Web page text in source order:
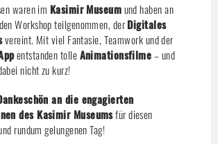
waren im Kasimir Museumund haben an
Workshop teilgenommen, derDigitales
vereint. Mit viel Fantasie, Teamwork und der
entstanden tolleAnimationsfilme– und
nicht zu kurz!
an die engagierten
des Kasimir Museumsfür diesen
rundum gelungenen Tag!